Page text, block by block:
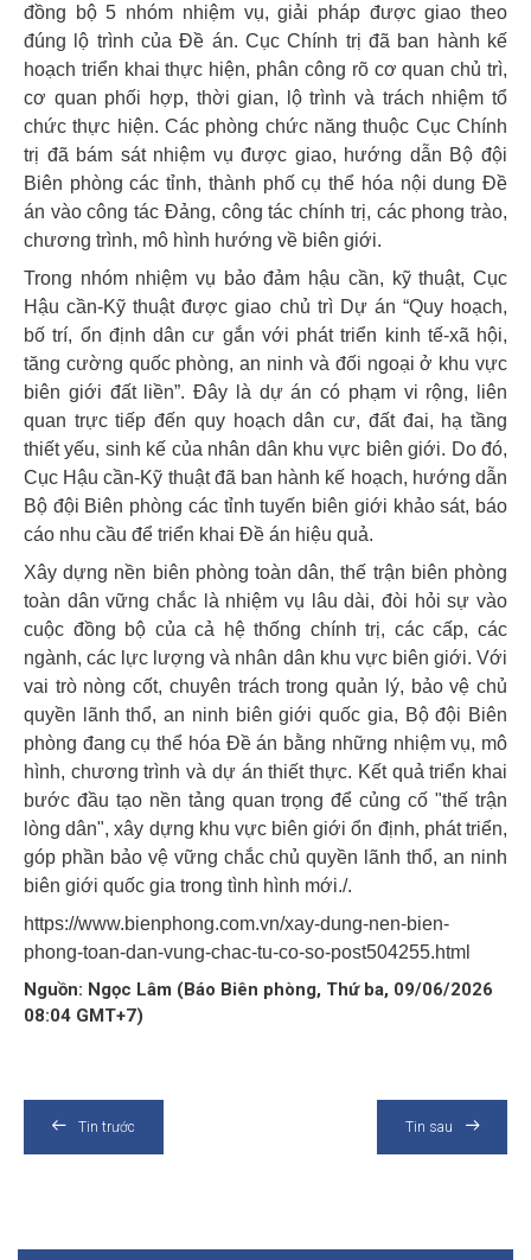
đồng bộ 5 nhóm nhiệm vụ, giải pháp được giao theo
đúng lộ trình của Đề án. Cục Chính trị đã ban hành kế
hoạch triển khai thực hiện, phân công rõ cơ quan chủ trì,
cơ quan phối hợp, thời gian, lộ trình và trách nhiệm tổ
chức thực hiện. Các phòng chức năng thuộc Cục Chính
trị đã bám sát nhiệm vụ được giao, hướng dẫn Bộ đội
Biên phòng các tỉnh, thành phố cụ thể hóa nội dung Đề
án vào công tác Đảng, công tác chính trị, các phong trào,
chương trình, mô hình hướng về biên giới.
Trong nhóm nhiệm vụ bảo đảm hậu cần, kỹ thuật, Cục
Hậu cần-Kỹ thuật được giao chủ trì Dự án “Quy hoạch,
bố trí, ổn định dân cư gắn với phát triển kinh tế-xã hội,
tăng cường quốc phòng, an ninh và đối ngoại ở khu vực
biên giới đất liền”. Đây là dự án có phạm vi rộng, liên
quan trực tiếp đến quy hoạch dân cư, đất đai, hạ tầng
thiết yếu, sinh kế của nhân dân khu vực biên giới. Do đó,
Cục Hậu cần-Kỹ thuật đã ban hành kế hoạch, hướng dẫn
Bộ đội Biên phòng các tỉnh tuyến biên giới khảo sát, báo
cáo nhu cầu để triển khai Đề án hiệu quả.
Xây dựng nền biên phòng toàn dân, thế trận biên phòng
toàn dân vững chắc là nhiệm vụ lâu dài, đòi hỏi sự vào
cuộc đồng bộ của cả hệ thống chính trị, các cấp, các
ngành, các lực lượng và nhân dân khu vực biên giới. Với
vai trò nòng cốt, chuyên trách trong quản lý, bảo vệ chủ
quyền lãnh thổ, an ninh biên giới quốc gia, Bộ đội Biên
phòng đang cụ thể hóa Đề án bằng những nhiệm vụ, mô
hình, chương trình và dự án thiết thực. Kết quả triển khai
bước đầu tạo nền tảng quan trọng để củng cố "thế trận
lòng dân", xây dựng khu vực biên giới ổn định, phát triển,
góp phần bảo vệ vững chắc chủ quyền lãnh thổ, an ninh
biên giới quốc gia trong tình hình mới./.
https://www.bienphong.com.vn/xay-dung-nen-bien-
phong-toan-dan-vung-chac-tu-co-so-post504255.html
Nguồn: Ngọc Lâm (Báo Biên phòng, Thứ ba, 09/06/2026
08:04 GMT+7)
Tin trước Tin sau